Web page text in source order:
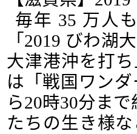
毎年 35 万人
「2019 びわ湖
大津港沖を打
は「戦国ワン
ら20時30分ま
たちの生き様